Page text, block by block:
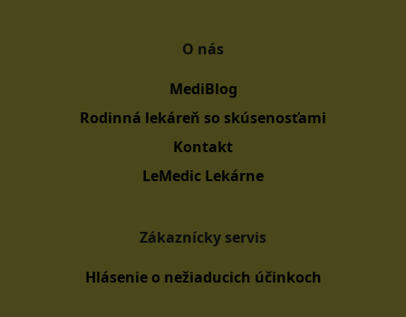
O nás
MediBlog
Rodinná lekáreň so skúsenosťami
Kontakt
LeMedic Lekárne
Zákaznícky servis
Hlásenie o nežiaducich účinkoch